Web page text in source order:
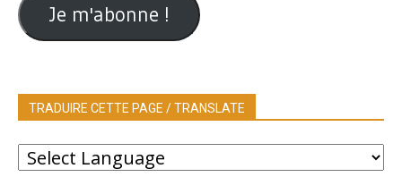
Je m'abonne !
TRADUIRE CETTE PAGE / TRANSLATE